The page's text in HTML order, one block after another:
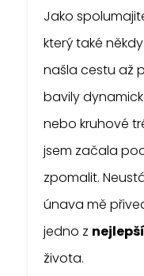
Jako
který také
našla cestu až
bavily
nebo kruhové
jsem začala
zpomalit.
únava mě
jedno z
života.